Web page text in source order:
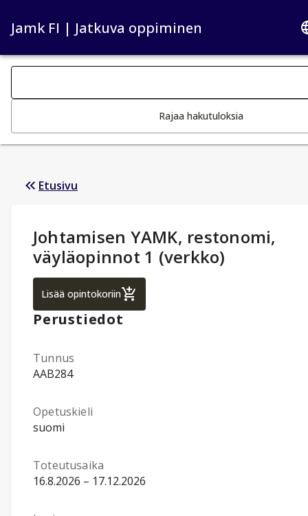
Jamk FI | Jatkuva oppiminen
Haku kategoriat
Rajaa hakutuloksia
Etusivu
Opintotiedot:
Johtamisen YAMK, restonomi,
väyläopinnot 1 (verkko)
Lisää opintokoriinJohtamisen YAMK, restonomi,
Perustiedot
Tunnus
AAB284
Opetuskieli
suomi
Toteutusaika
16.8.2026 – 17.12.2026